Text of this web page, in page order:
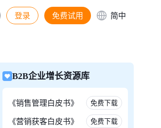
登录 免费试用 简中
B2B企业增长资源库
《销售管理白皮书》 免费下载
《营销获客白皮书》 免费下载